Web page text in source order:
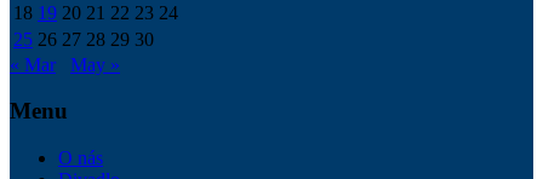
18 19 20 21 22 23 24
25 26 27 28 29 30
« Mar
May »
Menu
O nás